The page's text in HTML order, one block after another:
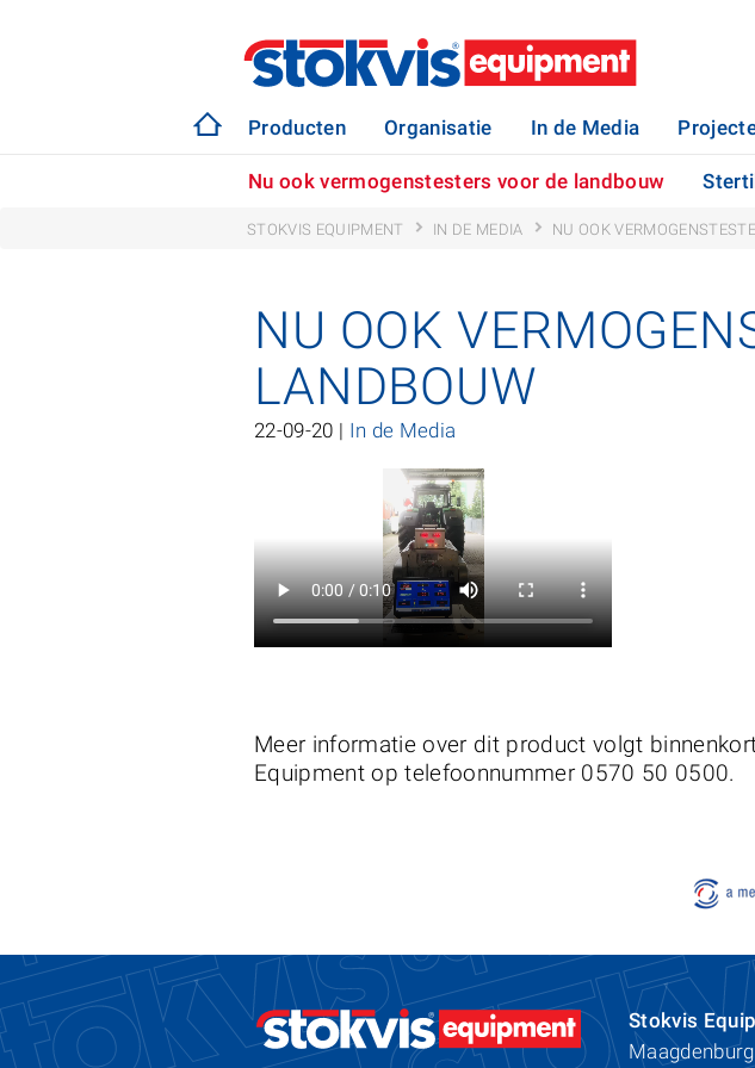
Producten Organisatie In de Media
Nu ook vermogenstesters voor de landbouw
STOKVIS EQUIPMENT IN DE MEDIA NU OOK
NU OOK
LANDBOUW
22-09-20 | In de Media
Meer informatie over dit product volgt
Equipment op telefoonnummer 0570 50 0500.
Stokvis